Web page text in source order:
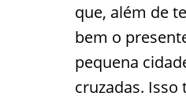
que, além de
bem o
pequena
cruzadas.